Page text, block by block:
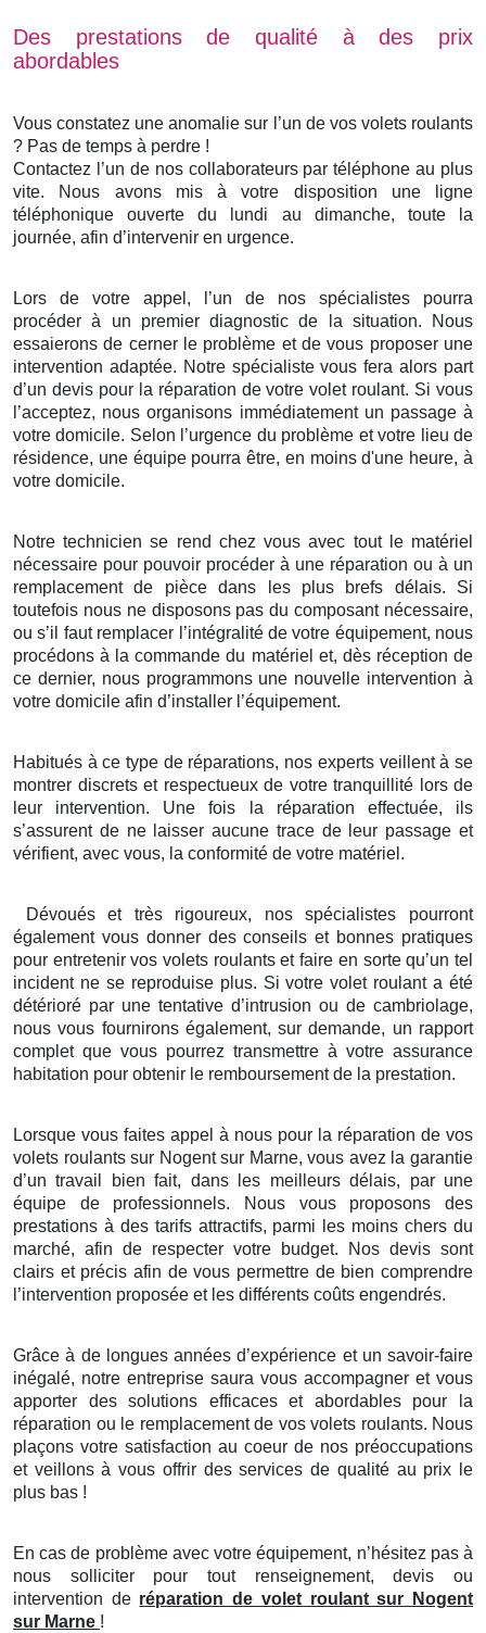
Des prestations de qualité à des prix
abordables
Vous constatez une anomalie sur l’un de vos volets roulants
? Pas de temps à perdre !
Contactez l’un de nos collaborateurs par téléphone au plus
vite. Nous avons mis à votre disposition une ligne
téléphonique ouverte du lundi au dimanche, toute la
journée, afin d’intervenir en urgence.
Lors de votre appel, l’un de nos spécialistes pourra
procéder à un premier diagnostic de la situation. Nous
essaierons de cerner le problème et de vous proposer une
intervention adaptée. Notre spécialiste vous fera alors part
d’un devis pour la réparation de votre volet roulant. Si vous
l’acceptez, nous organisons immédiatement un passage à
votre domicile. Selon l’urgence du problème et votre lieu de
résidence, une équipe pourra être, en moins d'une heure, à
votre domicile.
Notre technicien se rend chez vous avec tout le matériel
nécessaire pour pouvoir procéder à une réparation ou à un
remplacement de pièce dans les plus brefs délais. Si
toutefois nous ne disposons pas du composant nécessaire,
ou s’il faut remplacer l’intégralité de votre équipement, nous
procédons à la commande du matériel et, dès réception de
ce dernier, nous programmons une nouvelle intervention à
votre domicile afin d’installer l’équipement.
Habitués à ce type de réparations, nos experts veillent à se
montrer discrets et respectueux de votre tranquillité lors de
leur intervention. Une fois la réparation effectuée, ils
s’assurent de ne laisser aucune trace de leur passage et
vérifient, avec vous, la conformité de votre matériel.
Dévoués et très rigoureux, nos spécialistes pourront
également vous donner des conseils et bonnes pratiques
pour entretenir vos volets roulants et faire en sorte qu’un tel
incident ne se reproduise plus. Si votre volet roulant a été
détérioré par une tentative d’intrusion ou de cambriolage,
nous vous fournirons également, sur demande, un rapport
complet que vous pourrez transmettre à votre assurance
habitation pour obtenir le remboursement de la prestation.
Lorsque vous faites appel à nous pour la réparation de vos
volets roulants sur Nogent sur Marne, vous avez la garantie
d’un travail bien fait, dans les meilleurs délais, par une
équipe de professionnels. Nous vous proposons des
prestations à des tarifs attractifs, parmi les moins chers du
marché, afin de respecter votre budget. Nos devis sont
clairs et précis afin de vous permettre de bien comprendre
l’intervention proposée et les différents coûts engendrés.
Grâce à de longues années d’expérience et un savoir-faire
inégalé, notre entreprise saura vous accompagner et vous
apporter des solutions efficaces et abordables pour la
réparation ou le remplacement de vos volets roulants. Nous
plaçons votre satisfaction au coeur de nos préoccupations
et veillons à vous offrir des services de qualité au prix le
plus bas !
En cas de problème avec votre équipement, n’hésitez pas à
nous solliciter pour tout renseignement, devis ou
intervention de réparation de volet roulant sur Nogent
sur Marne !